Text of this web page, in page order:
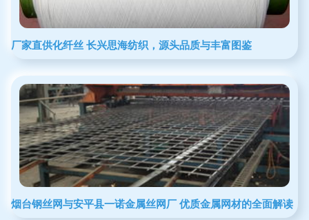
厂家直供化纤丝 长兴思海纺织，源头品质与丰富图鉴
烟台钢丝网与安平县一诺金属丝网厂 优质金属网材的全面解读